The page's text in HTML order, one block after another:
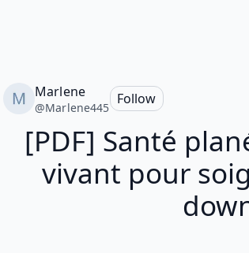
Marlene
@Marlene445
Follow
[PDF] Santé
vivant pour